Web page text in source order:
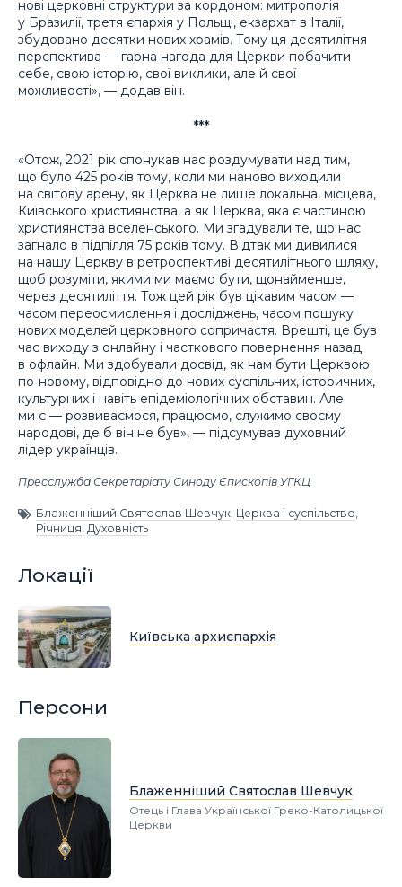
нові церковні структури за кордоном: митрополія
у Бразилії, третя єпархія у Польщі, екзархат в Італії,
збудовано десятки нових храмів. Тому ця десятилітня
перспектива — гарна нагода для Церкви побачити
себе, свою історію, свої виклики, але й свої
можливості», — додав він.
***
«Отож, 2021 рік спонукав нас роздумувати над тим,
що було 425 років тому, коли ми наново виходили
на світову арену, як Церква не лише локальна, місцева,
Київського християнства, а як Церква, яка є частиною
християнства вселенського. Ми згадували те, що нас
загнало в підпілля 75 років тому. Відтак ми дивилися
на нашу Церкву в ретроспективі десятилітнього шляху,
щоб розуміти, якими ми маємо бути, щонайменше,
через десятиліття. Тож цей рік був цікавим часом —
часом переосмислення і досліджень, часом пошуку
нових моделей церковного сопричастя. Врешті, це був
час виходу з онлайну і часткового повернення назад
в офлайн. Ми здобували досвід, як нам бути Церквою
по-новому, відповідно до нових суспільних, історичних,
культурних і навіть епідеміологічних обставин. Але
ми є — розвиваємося, працюємо, служимо своєму
народові, де б він не був», — підсумував духовний
лідер українців.
Пресслужба Секретаріату Синоду Єпископів УГКЦ
Блаженніший Святослав Шевчук Церква і суспільство
Річниця Духовність
Локації
Київська архиєпархія
Персони
Блаженніший Святослав Шевчук
Отець і Глава Української Греко-Католицької
Церкви